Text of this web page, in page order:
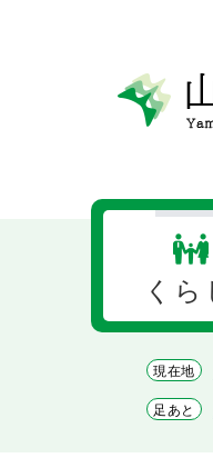
くら
現在地
足あと